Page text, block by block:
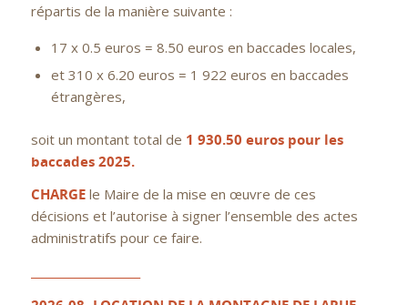
répartis de la manière suivante :
17 x 0.5 euros = 8.50 euros en baccades locales,
et 310 x 6.20 euros = 1 922 euros en baccades
étrangères,
soit un montant total de 1 930.50 euros pour les
baccades 2025.
CHARGEle Maire de la mise en œuvre de ces
décisions et l’autorise à signer l’ensemble des actes
administratifs pour ce faire.